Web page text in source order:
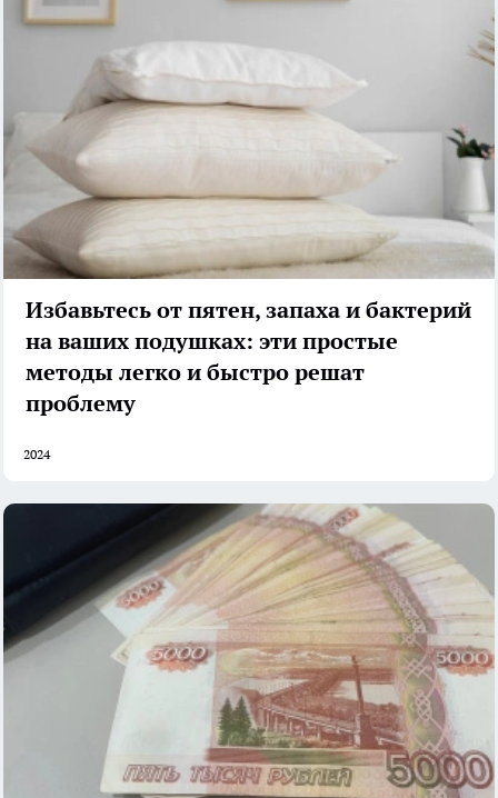
Избавьтесь от пятен, запаха и бактерий
на ваших подушках: эти простые
методы легко и быстро решат
проблему
2024